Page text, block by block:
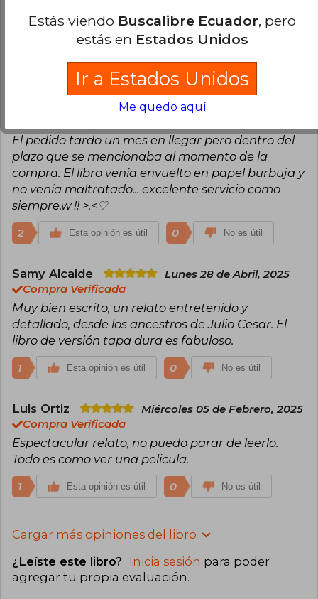
historia.
Gin Vivanco
Domingo 29 de Diciembre,
El pedido tardo un mes en llegar pero dentro del
plazo que se mencionaba al momento de la
compra. El libro venía envuelto en papel burbuja y
no venía maltratado... excelente servicio como
siempre.w !! >.<♡
2 Esta opinión es útil 0 No es útil
Samy Alcaide
Lunes 28 de Abril, 2025
Compra Verificada
Muy bien escrito, un relato entretenido y
detallado, desde los ancestros de Julio Cesar. El
libro de versión tapa dura es fabuloso.
1 Esta opinión es útil 0 No es útil
Luis Ortiz
Miércoles 05 de Febrero, 2025
Compra Verificada
Espectacular relato, no puedo parar de leerlo.
Todo es como ver una pelicula.
1 Esta opinión es útil 0 No es útil
Cargar más opiniones del libro
¿Leíste este libro? Inicia sesión para poder
agregar tu propia evaluación.
Estás viendo Buscalibre Ecuador, pero
estás en Estados Unidos
Ir a Estados Unidos
Me quedo aquí